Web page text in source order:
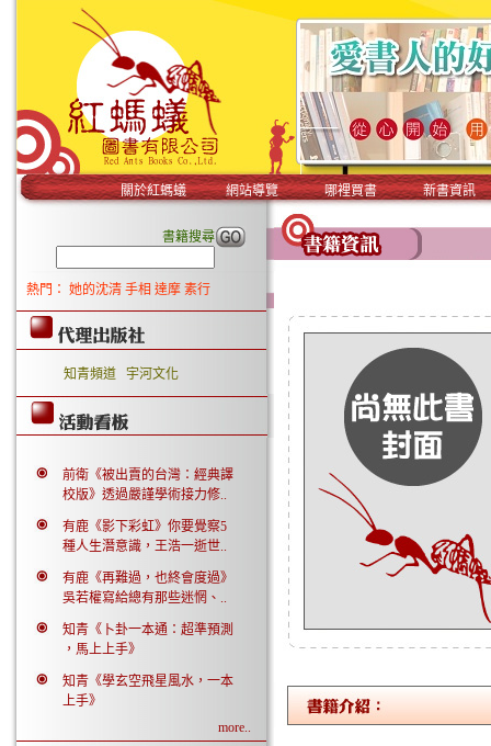
關於紅螞蟻 網站導覽 哪裡買書 新書資訊
書籍搜尋
熱門： 她的沈清 手相 達摩 素行
知青頻道 宇河文化
前衛《被出賣的台灣：經典譯
校版》透過嚴謹學術接力修..
有鹿《影下彩虹》你要覺察5
種人生潛意識，王浩一逝世..
有鹿《再難過，也終會度過》
吳若權寫給總有那些迷惘、..
知青《卜卦一本通：超準預測
，馬上上手》
知青《學玄空飛星風水，一本
上手》
more..